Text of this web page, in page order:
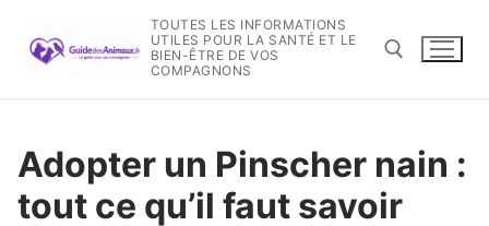
contenu
TOUTES LES INFORMATIONS
UTILES POUR LA SANTÉ ET LE
BIEN-ÊTRE DE VOS
COMPAGNONS
Adopter un Pinscher nain :
tout ce qu’il faut savoir